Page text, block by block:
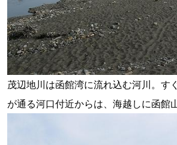
茂辺地川は函館湾に流れ込む河川。す
が通る河口付近からは、海越しに函館